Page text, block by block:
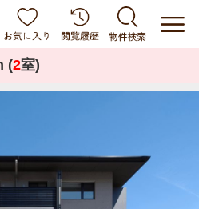
(2室)